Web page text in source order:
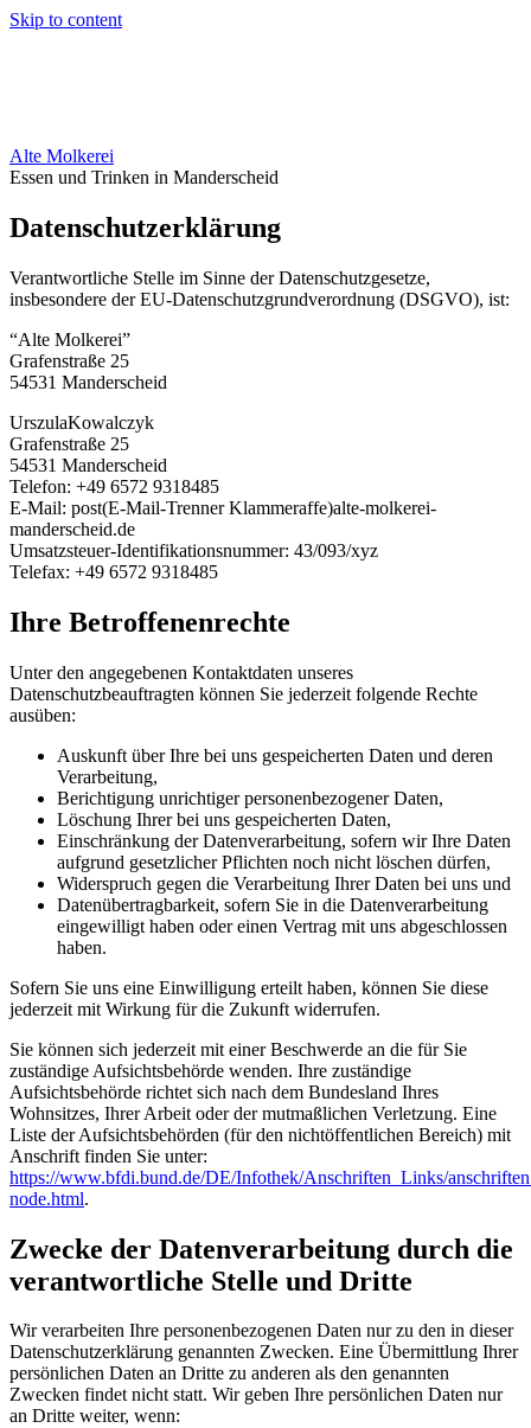
Skip to content
Alte Molkerei
Essen und Trinken in Manderscheid
Datenschutzerklärung
Verantwortliche Stelle im Sinne der Datenschutzgesetze,
insbesondere der EU-Datenschutzgrundverordnung (DSGVO), ist:
“Alte Molkerei”
Grafenstraße 25
54531 Manderscheid
UrszulaKowalczyk
Grafenstraße 25
54531 Manderscheid
Telefon: +49 6572 9318485
E-Mail: post(E-Mail-Trenner Klammeraffe)alte-molkerei-
manderscheid.de
Umsatzsteuer-Identifikationsnummer: 43/093/xyz
Telefax: +49 6572 9318485
Ihre Betroffenenrechte
Unter den angegebenen Kontaktdaten unseres
Datenschutzbeauftragten können Sie jederzeit folgende Rechte
ausüben:
Auskunft über Ihre bei uns gespeicherten Daten und deren
Verarbeitung,
Berichtigung unrichtiger personenbezogener Daten,
Löschung Ihrer bei uns gespeicherten Daten,
Einschränkung der Datenverarbeitung, sofern wir Ihre Daten
aufgrund gesetzlicher Pflichten noch nicht löschen dürfen,
Widerspruch gegen die Verarbeitung Ihrer Daten bei uns und
Datenübertragbarkeit, sofern Sie in die Datenverarbeitung
eingewilligt haben oder einen Vertrag mit uns abgeschlossen
haben.
Sofern Sie uns eine Einwilligung erteilt haben, können Sie diese
jederzeit mit Wirkung für die Zukunft widerrufen.
Sie können sich jederzeit mit einer Beschwerde an die für Sie
zuständige Aufsichtsbehörde wenden. Ihre zuständige
Aufsichtsbehörde richtet sich nach dem Bundesland Ihres
Wohnsitzes, Ihrer Arbeit oder der mutmaßlichen Verletzung. Eine
Liste der Aufsichtsbehörden (für den nichtöffentlichen Bereich) mit
Anschrift finden Sie unter:
https://www.bfdi.bund.de/DE/Infothek/Anschriften_Links/
node.html.
Zwecke der Datenverarbeitung durch die
verantwortliche Stelle und Dritte
Wir verarbeiten Ihre personenbezogenen Daten nur zu den in dieser
Datenschutzerklärung genannten Zwecken. Eine Übermittlung Ihrer
persönlichen Daten an Dritte zu anderen als den genannten
Zwecken findet nicht statt. Wir geben Ihre persönlichen Daten nur
an Dritte weiter, wenn: